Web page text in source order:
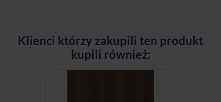
Klienci którzy zakupili ten produkt
kupili również: